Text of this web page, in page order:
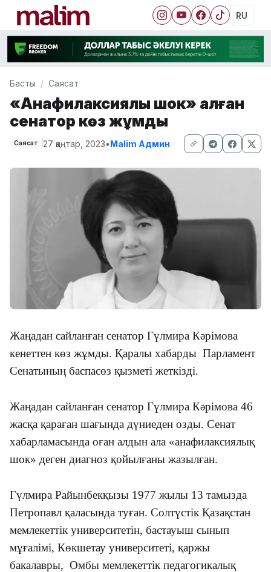
RU
Басты Саясат
«Анафилаксиялық шок» алған
сенатор көз жұмды
Саясат 27 қаңтар, 2023•Malim Админ
Жаңадан сайланған сенатор Гүлмира Кәрімова
кенеттен көз жұмды. Қаралы хабарды Парламент
Сенатының баспасөз қызметі жеткізді.
Жаңадан сайланған сенатор Гүлмира Кәрімова 46
жасқа қараған шағында дүниеден озды. Сенат
хабарламасында оған алдын ала «анафилаксиялық
шок» деген диагноз қойылғаны жазылған.
Гүлмира Райынбекқызы 1977 жылы 13 тамызда
Петропавл қаласында туған. Солтүстік Қазақстан
мемлекеттік университетін, бастауыш сынып
мұғалімі, Көкшетау университеті, қаржы
бакалавры, Омбы мемлекеттік педагогикалық